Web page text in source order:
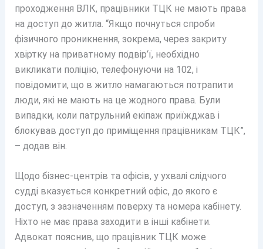
проходження ВЛК, працівники ТЦК не мають права
на доступ до житла. “Якщо почнуться спроби
фізичного проникнення, зокрема, через закриту
хвіртку на приватному подвір’ї, необхідно
викликати поліцію, телефонуючи на 102, і
повідомити, що в житло намагаються потрапити
люди, які не мають на це жодного права. Були
випадки, коли патрульний екіпаж приїжджав і
блокував доступ до приміщення працівникам ТЦК”,
– додав він.
Щодо бізнес-центрів та офісів, у ухвалі слідчого
судді вказується конкретний офіс, до якого є
доступ, з зазначенням поверху та номера кабінету.
Ніхто не має права заходити в інші кабінети.
Адвокат пояснив, що працівник ТЦК може